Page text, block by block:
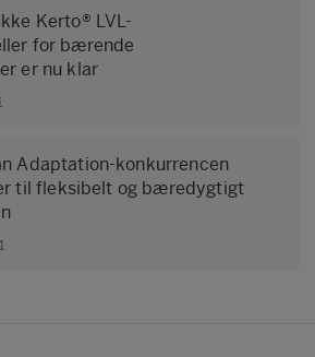
Kerto® LVL-
for bærende
er nu klar
Adaptation-konkurrencen
til fleksibelt og bæredygtigt